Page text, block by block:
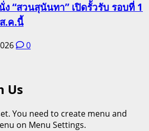
“สวนสุนันทา” เปิดรั้วรับ รอบที่ 1
.ค.นี้
0
Us
You need to create menu and
on Menu Settings.